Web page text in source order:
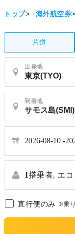
トップ> 海外航空券>
片道
出発地
到着地
2026-08-10
1搭乗者, エ
直行便のみ ※乗